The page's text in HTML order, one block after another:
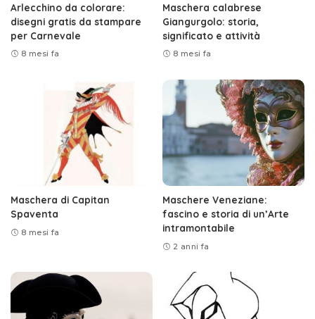
Arlecchino da colorare:
disegni gratis da stampare
per Carnevale
8 mesi fa
Maschera calabrese
Giangurgolo: storia,
significato e attività
8 mesi fa
Maschera di Capitan
Spaventa
8 mesi fa
Maschere Veneziane:
fascino e storia di un’Arte
intramontabile
2 anni fa